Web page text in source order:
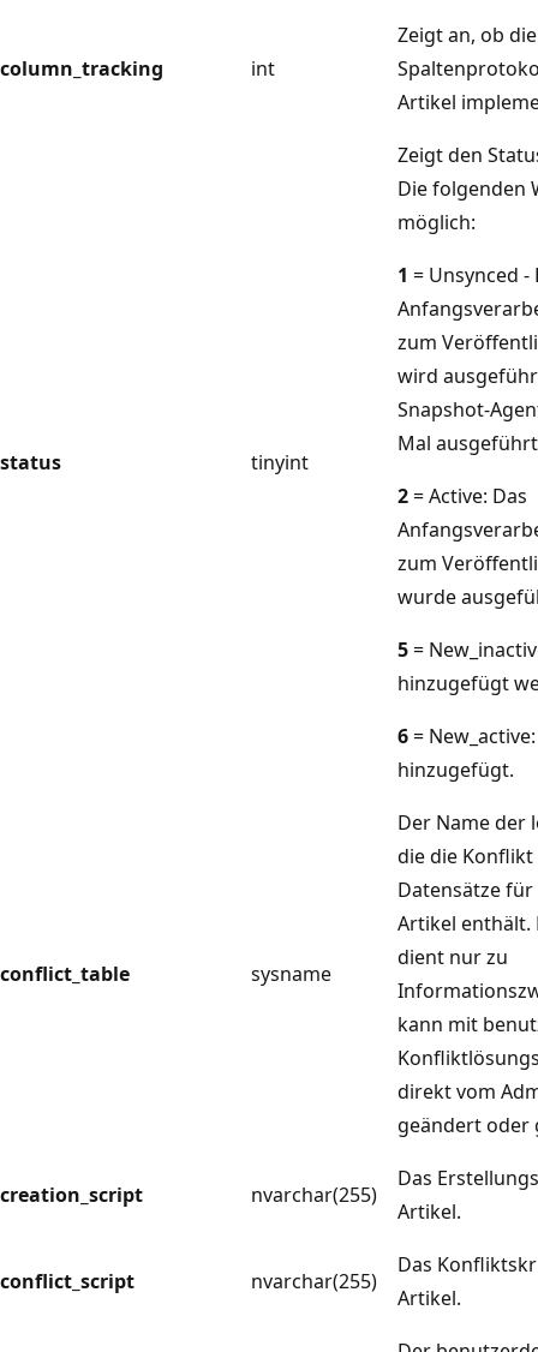
column_tracking int
Zeigt an, ob die
Artikel
status tinyint
Zeigt den
Die folgenden
möglich:
1 = Unsynced -
zum
wird
Snapshot-
Mal
2= Active: Das
zum
wurde
5=
hinzugefügt
6=
hinzugefügt.
conflict_table sysname
Der Name der
die die
Datensätze
Artikel enthält.
dient nur zu
kann mit
direkt vom
geändert oder
creation_script nvarchar(255)
Das
Artikel.
conflict_script nvarchar(255)
Das
Artikel.